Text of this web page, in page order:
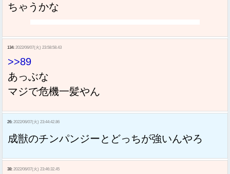
ちゃうかな
134: 2022/06/07(火) 23:58:58.43
>>89
あっぶな
マジで危機一髪やん
26: 2022/06/07(火) 23:44:42.86
成獣のチンパンジーとどっちが強いんやろ
38: 2022/06/07(火) 23:46:32.45